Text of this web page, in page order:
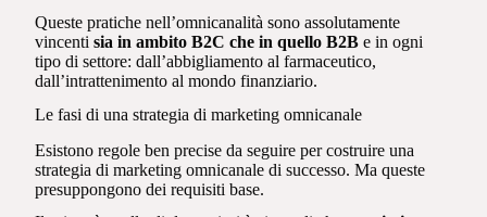
Queste pratiche nell’omnicanalità sono assolutamente
vincentisia in ambito B2C che in quello B2B e in ogni
tipo di settore: dall’abbigliamento al farmaceutico,
dall’intrattenimento al mondo finanziario.
Le fasi di una strategia di marketing omnicanale
Esistono regole ben precise da seguire per costruire una
strategia di marketing omnicanale di successo. Ma queste
presuppongono dei requisiti base.